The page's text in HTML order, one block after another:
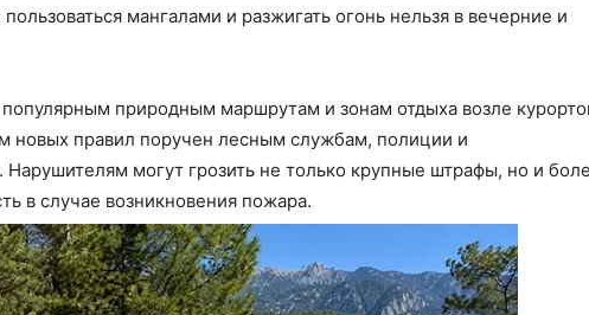
мангалами и разжигать огонь нельзя в вечерние и
природным маршрутам и зонам отдыха возле
новых правил поручен лесным службам, полиции и
могут грозить не только крупные штрафы, но и
в случае возникновения пожара.